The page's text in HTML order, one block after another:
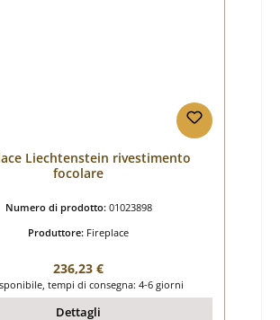
Liechtenstein rivestimento
focolare
Numero di prodotto: 01023898
Produttore: Fireplace
Prezzo normale:
236,23 €
tempi di consegna: 4-6 giorni
Dettagli